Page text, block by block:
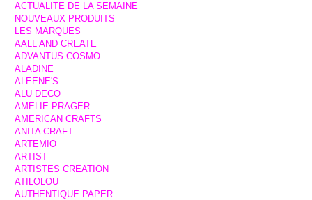
ACTUALITE DE LA SEMAINE
NOUVEAUX PRODUITS
LES MARQUES
AALL AND CREATE
ADVANTUS COSMO
ALADINE
ALEENE'S
ALU DECO
AMELIE PRAGER
AMERICAN CRAFTS
ANITA CRAFT
ARTEMIO
ARTIST
ARTISTES CREATION
ATILOLOU
AUTHENTIQUE PAPER